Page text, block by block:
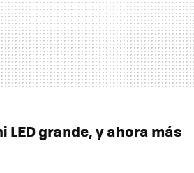
LED grande, y ahora más